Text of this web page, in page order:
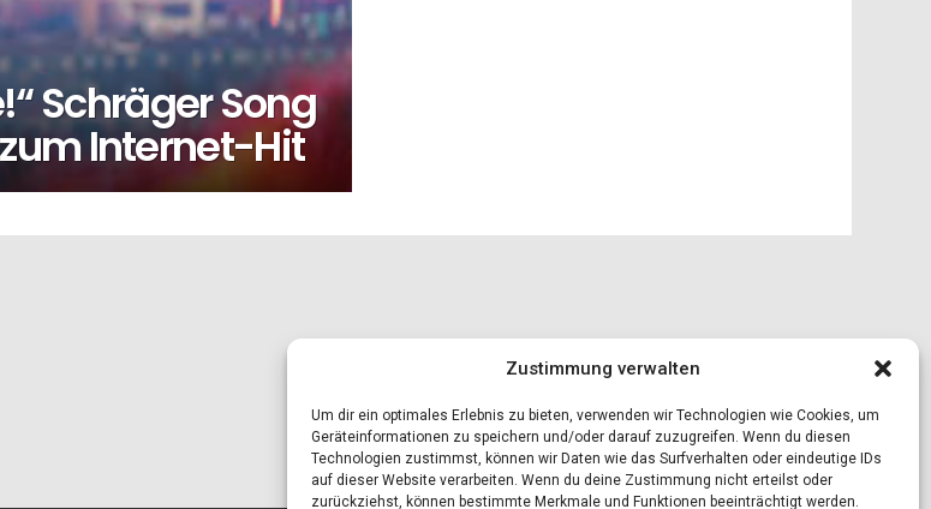
Zustimmung verwalten
Um dir ein optimales Erlebnis zu bieten, verwenden wir Technologien wie Cookies, um
Geräteinformationen zu speichern und/oder darauf zuzugreifen. Wenn du diesen
Technologien zustimmst, können wir Daten wie das Surfverhalten oder eindeutige IDs
auf dieser Website verarbeiten. Wenn du deine Zustimmung nicht erteilst oder
zurückziehst, können bestimmte Merkmale und Funktionen beeinträchtigt werden.
Schräger Song
zum Internet-Hit